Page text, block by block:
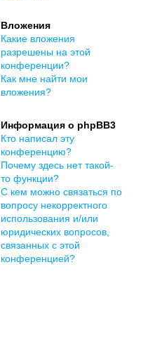
Вложения
Какие вложения
разрешены на этой
конференции?
Как мне найти мои
вложения?
Информация о phpBB3
Кто написал эту
конференцию?
Почему здесь нет такой-
то функции?
С кем можно связаться по
вопросу некорректного
использования и/или
юридических вопросов,
связанных с этой
конференцией?